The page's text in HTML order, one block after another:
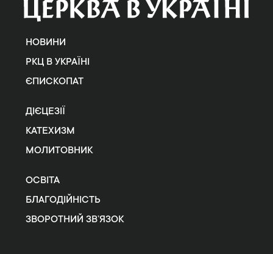
НОВИНИ
РКЦ В УКРАЇНІ
ЄПИСКОПАТ
ДІЄЦЕЗІЇ
КАТЕХИЗМ
МОЛИТОВНИК
ОСВІТА
БЛАГОДІЙНІСТЬ
ЗВОРОТНИЙ ЗВ’ЯЗОК